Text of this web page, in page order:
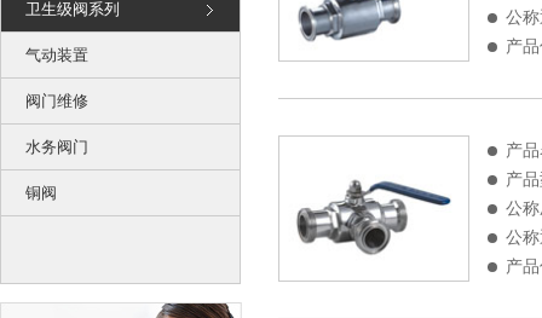
卫生级阀系列
气动装置
阀门维修
水务阀门
铜阀
公
产
产
阀 产
公
公
产